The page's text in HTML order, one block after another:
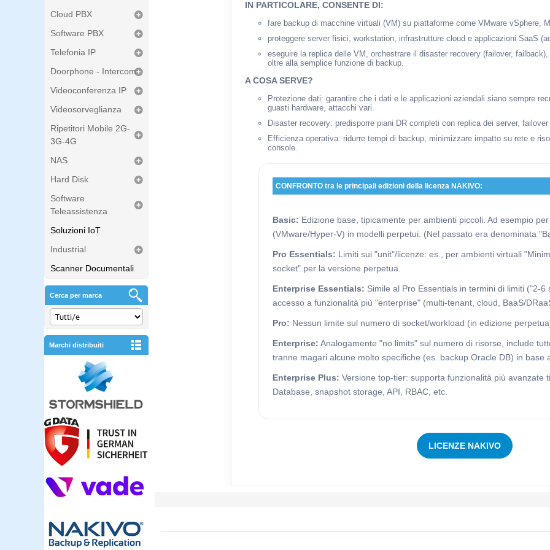
Cloud PBX
Software PBX
Telefonia IP
Doorphone - Intercom
Videoconferenza IP
Videosorveglianza
Ripetitori Mobile 2G-
3G-4G
NAS
Hard Disk
Software
Teleassistenza
Soluzioni IoT
Industrial
Scanner Documentali
Cerca per marca
Marchi distribuiti
IN PARTICOLARE, CONSENTE DI:
fare backup di macchine virtuali (VM) su piattaforme come VMware vSphere,
proteggere server fisici, workstation, infrastrutture cloud e applicazioni SaaS
eseguire la replica delle VM, orchestrare il disaster recovery (failover,
oltre alla semplice funzione di backup.
A COSA SERVE?
Protezione dati: garantire che i dati e le applicazioni aziendali siano sempre
guasti hardware, attacchi vari.
Disaster recovery: predisporre piani DR completi con replica dei server,
Efficienza operativa: ridurre tempi di backup, minimizzare impatto su rete e
console.
CONFRONTO tra le principali edizioni della licenza NAKIVO:
Basic: Edizione base, tipicamente per ambienti piccoli. Ad esempio
(VMware/Hyper-V) in modelli perpetui. (Nel passato era denominata
Pro Essentials: Limiti sui "unit"/licenze: es., per ambienti virtuali
socket" per la versione perpetua.
Enterprise Essentials: Simile al Pro Essentials in termini di limiti ("2-
accesso a funzionalità più "enterprise" (multi-tenant, cloud, BaaS/
Pro: Nessun limite sul numero di socket/workload (in edizione
Enterprise: Analogamente "no limits" sul numero di risorse, include
tranne magari alcune molto specifiche (es. backup Oracle DB) in base
Enterprise Plus: Versione top-tier: supporta funzionalità più avanzate
Database, snapshot storage, API, RBAC, etc.
LICENZE NAKIVO